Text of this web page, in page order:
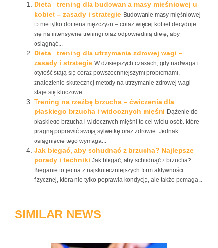
Dieta i trening dla budowania masy mięśniowej u
kobiet – zasady i strategie Budowanie masy mięśniowej
to nie tylko domena mężczyzn – coraz więcej kobiet decyduje
się na intensywne treningi oraz odpowiednią dietę, aby
osiągnąć...
Dieta i trening dla utrzymania zdrowej wagi –
zasady i strategie W dzisiejszych czasach, gdy nadwaga i
otyłość stają się coraz powszechniejszymi problemami,
znalezienie skutecznej metody na utrzymanie zdrowej wagi
staje się kluczowe....
Trening na rzeźbę brzucha – ćwiczenia dla
płaskiego brzucha i widocznych mięśni Dążenie do
płaskiego brzucha i widocznych mięśni to cel wielu osób, które
pragną poprawić swoją sylwetkę oraz zdrowie. Jednak
osiągnięcie tego wymaga...
Jak biegać, aby schudnąć z brzucha? Najlepsze
porady i techniki Jak biegać, aby schudnąć z brzucha?
Bieganie to jedna z najskuteczniejszych form aktywności
fizycznej, która nie tylko poprawia kondycję, ale także pomaga...
SIMILAR NEWS